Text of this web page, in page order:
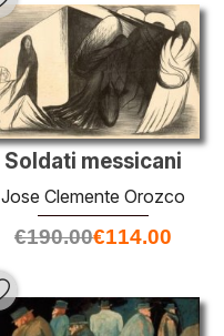
Soldati messicani
Jose Clemente Orozco
€190.00€114.00